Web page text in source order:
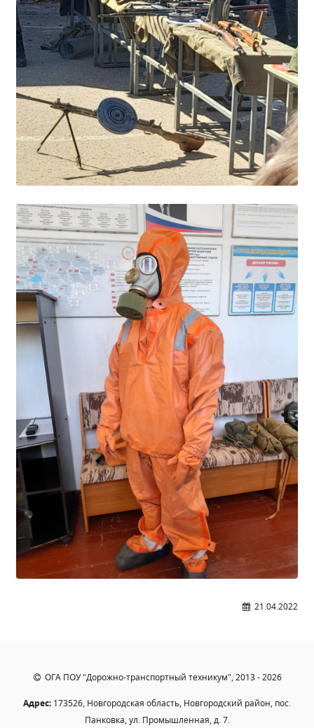
21.04.2022
ОГА ПОУ "Дорожно-транспортный техникум", 2013 - 2026
Адрес: 173526, Новгородская область, Новгородский район, пос.
Панковка, ул. Промышленная, д. 7.